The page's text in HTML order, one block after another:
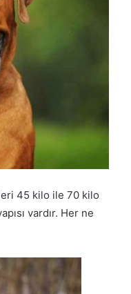
45 kilo ile 70 kilo
vardır. Her ne